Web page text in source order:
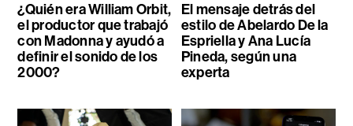
¿Quién era William Orbit,
el productor que trabajó
con Madonna y ayudó a
definir el sonido de los
2000?
El mensaje detrás del
estilo de Abelardo De la
Espriella y Ana Lucía
Pineda, según una
experta